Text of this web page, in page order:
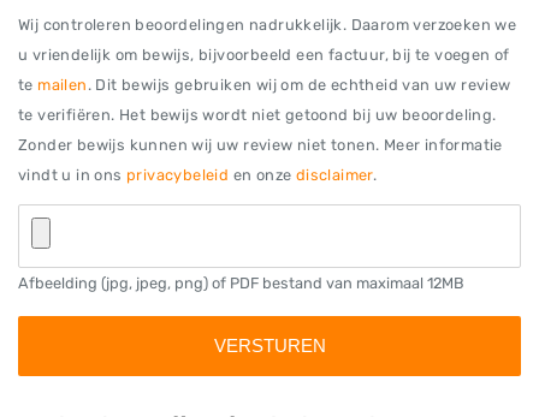
Wij controleren beoordelingen nadrukkelijk. Daarom verzoeken we
u vriendelijk om bewijs, bijvoorbeeld een factuur, bij te voegen of
te mailen . Dit bewijs gebruiken wij om de echtheid van uw review
te verifiëren. Het bewijs wordt niet getoond bij uw beoordeling.
Zonder bewijs kunnen wij uw review niet tonen. Meer informatie
vindt u in ons privacybeleid en onze disclaimer.
Afbeelding (jpg, jpeg, png) of PDF bestand van maximaal 12MB